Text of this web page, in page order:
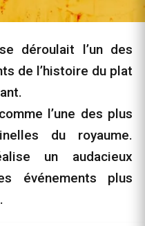
déroulait l’un des
de l’histoire du plat
l’une des plus
du royaume.
un audacieux
événements plus